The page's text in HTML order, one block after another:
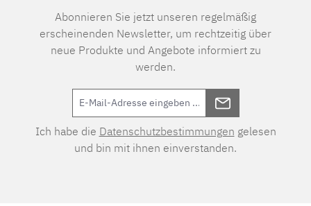
Abonnieren Sie jetzt unseren regelmäßig
erscheinenden Newsletter, um rechtzeitig über
neue Produkte und Angebote informiert zu
werden.
Ich habe die Datenschutzbestimmungen gelesen
und bin mit ihnen einverstanden.